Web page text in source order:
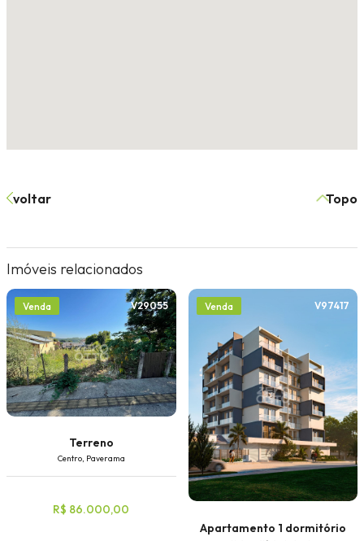
voltar Topo
Imóveis relacionados
Venda V29055
Terreno
Centro, Paverama
R$ 86.000,00
Venda V97417
Apartamento 1 dormitório